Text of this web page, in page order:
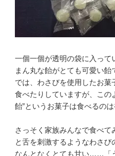
一個一個が透明の袋に入って
まん丸な飴がとても可愛い
では、わさびを使用したお菓
食べたりしていますが、この
飴”というお菓子は食べるのは
さっそく家族みんなで食べて
と舌を刺激するようなわさび
なんとなくとても甘い……